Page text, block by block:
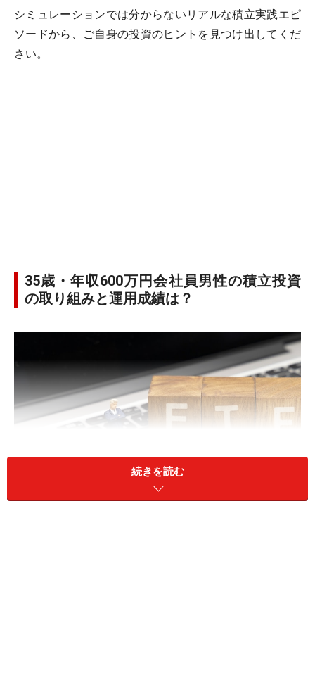
シミュレーションでは分からないリアルな積立実践エピ
ソードから、ご自身の投資のヒントを見つけ出してくだ
さい。
35歳・年収600万円会社員男性の積立投資
の取り組みと運用成績は？
続きを読む